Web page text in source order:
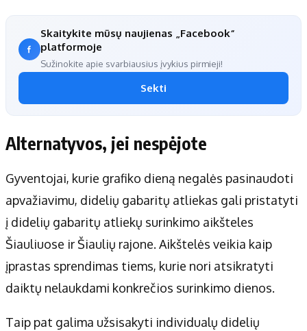
Skaitykite mūsų naujienas „Facebook“
platformoje
Sužinokite apie svarbiausius įvykius pirmieji!
Sekti
Alternatyvos, jei nespėjote
Gyventojai, kurie grafiko dieną negalės pasinaudoti
apvažiavimu, didelių gabaritų atliekas gali pristatyti
į didelių gabaritų atliekų surinkimo aikšteles
Šiauliuose ir Šiaulių rajone. Aikštelės veikia kaip
įprastas sprendimas tiems, kurie nori atsikratyti
daiktų nelaukdami konkrečios surinkimo dienos.
Taip pat galima užsisakyti individualų didelių